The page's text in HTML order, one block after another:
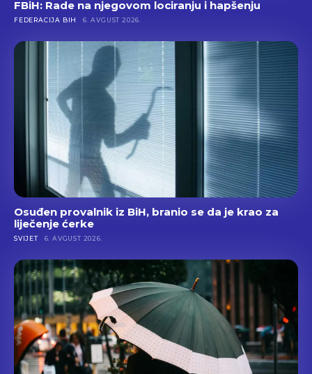
FBiH: Rade na njegovom lociranju i hapšenju
FEDERACIJA BIH 6. AVGUST 2026.
Osuđen provalnik iz BiH, branio se da je krao za
liječenje ćerke
SVIJET 6. AVGUST 2026.